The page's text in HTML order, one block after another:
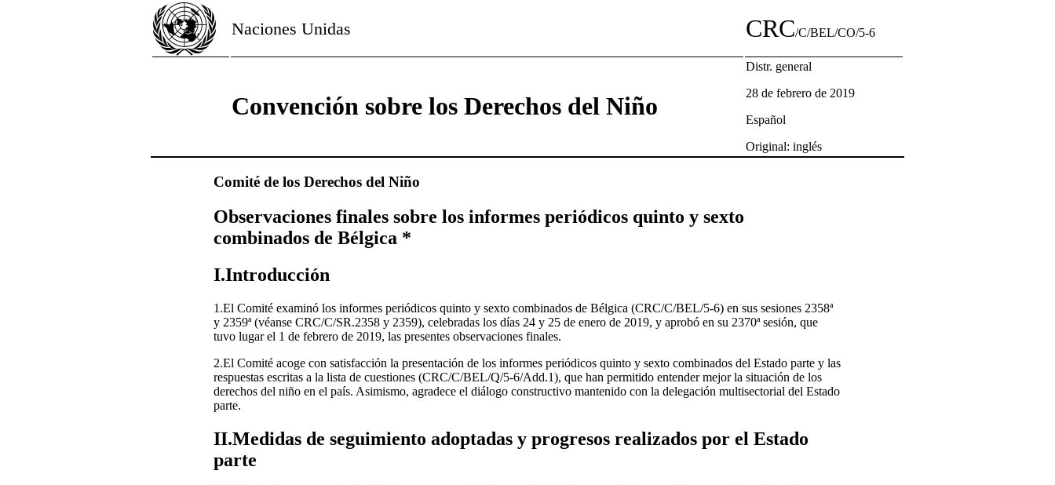
Naciones Unidas CRC/C/BEL/CO/5-6
Convención sobre los Derechos del Niño
Distr. general
28 de febrero de 2019
Español
Original: inglés
Comité de los Derechos del Niño
Observaciones finales sobre los informes periódicos quinto y sexto
combinados de Bélgica *
I.Introducción
1.El Comité examinó los informes periódicos quinto y sexto combinados de Bélgica (CRC/C/BEL/5-6) en sus sesiones 2358ª
y 2359ª (véanse CRC/C/SR.2358 y 2359), celebradas los días 24 y 25 de enero de 2019, y aprobó en su 2370ª sesión, que
tuvo lugar el 1 de febrero de 2019, las presentes observaciones finales.
2.El Comité acoge con satisfacción la presentación de los informes periódicos quinto y sexto combinados del Estado parte y las
respuestas escritas a la lista de cuestiones (CRC/C/BEL/Q/5-6/Add.1), que han permitido entender mejor la situación de los
derechos del niño en el país. Asimismo, agradece el diálogo constructivo mantenido con la delegación multisectorial del Estado
parte.
II.Medidas de seguimiento adoptadas y progresos realizados por el Estado
parte